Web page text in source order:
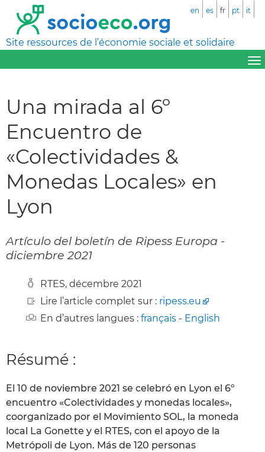
Site ressources de l’économie sociale et solidaire
en es fr pt it
Una mirada al 6º
Encuentro de
«Colectividades &
Monedas Locales» en
Lyon
Artículo del boletín de Ripess Europa -
diciembre 2021
RTES, décembre 2021
Lire l’article complet sur : ripess.eu
En d’autres langues : français - English
Résumé :
El 10 de noviembre 2021 se celebró en Lyon el 6º
encuentro «Colectividades y monedas locales»,
coorganizado por el Movimiento SOL, la moneda
local La Gonette y el RTES, con el apoyo de la
Metrópoli de Lyon. Más de 120 personas